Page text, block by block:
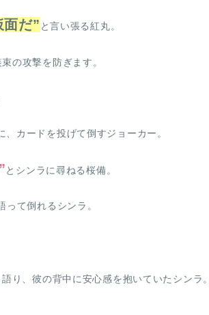
面だ” と言い張る紅丸。
の攻撃を防ぎます。
カードを投げて倒すジョーカー。
とシンラに尋ねる桜備。
って倒れるシンラ。
語り、彼の背中に安心感を抱いていたシンラ。